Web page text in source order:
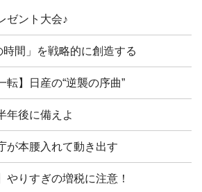
ゼント大会♪
間」を戦略的に創造する
転】日産の“逆襲の序曲”
年後に備えよ
が本腰入れて動き出す
やりすぎの増税に注意！